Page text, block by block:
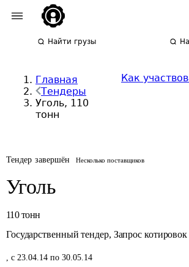
Найти грузы
Главная
Тендеры
Уголь, 110
тонн
Как
Тендер завершён Несколько поставщиков
Уголь
110 тонн
Государственный тендер, Запрос котировок
, с 23.04.14 по 30.05.14